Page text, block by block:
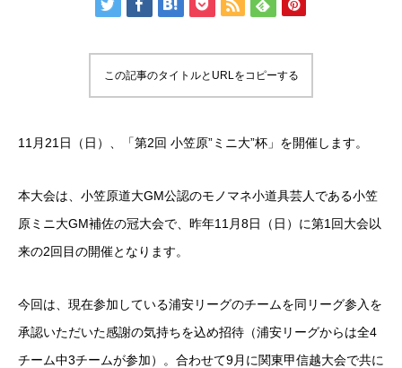
この記事のタイトルとURLをコピーする
11月21日（日）、「第2回 小笠原”ミニ大”杯」を開催します。
本大会は、小笠原道大GM公認のモノマネ小道具芸人である小笠
原ミニ大GM補佐の冠大会で、昨年11月8日（日）に第1回大会以
来の2回目の開催となります。
今回は、現在参加している浦安リーグのチームを同リーグ参入を
承認いただいた感謝の気持ちを込め招待（浦安リーグからは全4
チーム中3チームが参加）。合わせて9月に関東甲信越大会で共に